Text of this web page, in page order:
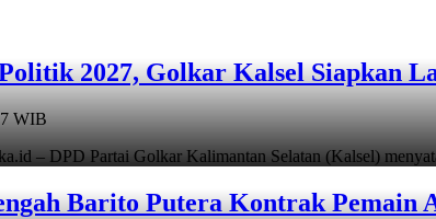
2027, Golkar Kalsel Siapkan
WIB
– DPD Partai Golkar Kalimantan Selatan (Kalsel)
Barito Putera Kontrak Pemain